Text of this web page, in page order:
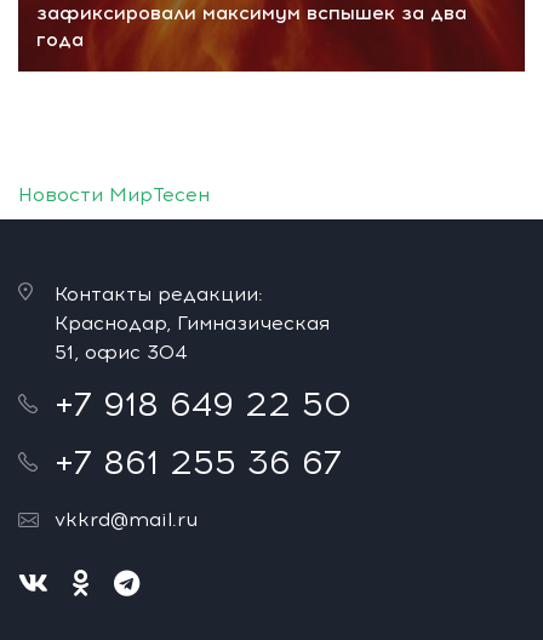
зафиксировали максимум вспышек за два
года
Новости МирТесен
Контакты редакции:
Краснодар, Гимназическая
51, офис 304
+7 918 649 22 50
+7 861 255 36 67
vkkrd@mail.ru